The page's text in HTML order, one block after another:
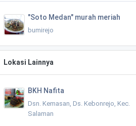
"Soto Medan" murah meriah
bumirejo
Lokasi Lainnya
BKH Nafita
Dsn. Kemasan, Ds. Kebonrejo, Kec.
Salaman